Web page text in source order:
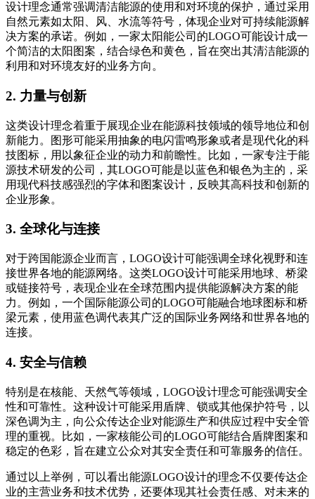
设计理念通常强调清洁能源的使用和对环境的保护，通过采用
自然元素如太阳、风、水流等符号，体现企业对可持续能源解
决方案的承诺。例如，一家太阳能公司的LOGO可能设计成一
个简洁的太阳图案，结合绿色和黄色，旨在突出其清洁能源的
利用和对环境友好的业务方向。
2. 力量与创新
这类设计理念着重于展现企业在能源科技领域的领导地位和创
新能力。图形可能采用抽象的电闪雷鸣形象或者是现代化的科
技图标，用以象征企业的动力和前瞻性。比如，一家专注于能
源技术研发的公司，其LOGO可能是以蓝色和银色为主的，采
用现代科技感强烈的字体和图案设计，反映其高科技和创新的
企业形象。
3. 全球化与连接
对于跨国能源企业而言，LOGO设计可能强调全球化视野和连
接世界各地的能源网络。这类LOGO设计可能采用地球、桥梁
或链接符号，表现企业在全球范围内提供能源解决方案的能
力。例如，一个国际能源公司的LOGO可能融合地球图标和桥
梁元素，使用蓝色调代表其广泛的国际业务网络和世界各地的
连接。
4. 安全与信赖
特别是在核能、天然气等领域，LOGO设计理念可能强调安全
性和可靠性。这种设计可能采用盾牌、锁或其他保护符号，以
深色调为主，向公众传达企业对能源生产和供应过程中安全管
理的重视。比如，一家核能公司的LOGO可能结合盾牌图案和
稳定的色彩，旨在建立公众对其安全责任和可靠服务的信任。
通过以上举例，可以看出能源LOGO设计的理念不仅要传达企
业的主营业务和技术优势，还要体现其社会责任感、对未来的